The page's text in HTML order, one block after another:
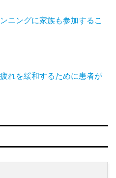
ニングに家族も参加するこ
れを緩和するために患者が